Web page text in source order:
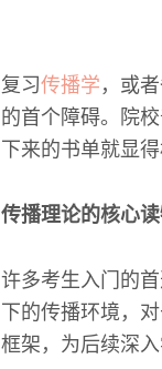
复习传播学 ，或
的首个障碍。院
下来的书单就显
传播理论的核心
许多考生入门的
下的传播环境，
框架，为后续深